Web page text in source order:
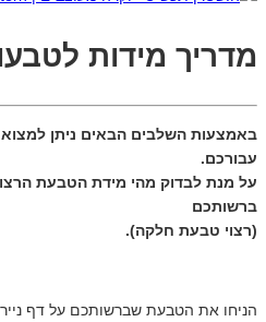
מדריך מידות
באמצעות השלבים הבאים ניתן
עבורכם.
על מנת לבדוק מהי מידת הטבעת
ברשותכם
(רצוי טבעת חלקה).
הניחו את הטבעת שברשותכם על דף